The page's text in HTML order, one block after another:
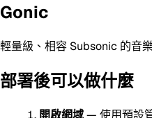
Gonic
輕量級、相容 Subsonic 的音
部署後可以做什麼
開啟網域— 使用預設